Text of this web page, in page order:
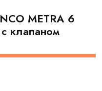
METRA 6
клапаном